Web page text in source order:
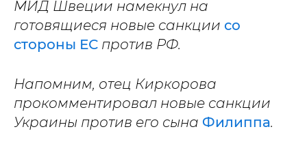
МИД Швеции намекнул на
готовящиеся новые санкции со
стороны ЕС против РФ.
Напомним, отец Киркорова
прокомментировал новые санкции
Украины против его сына Филиппа.